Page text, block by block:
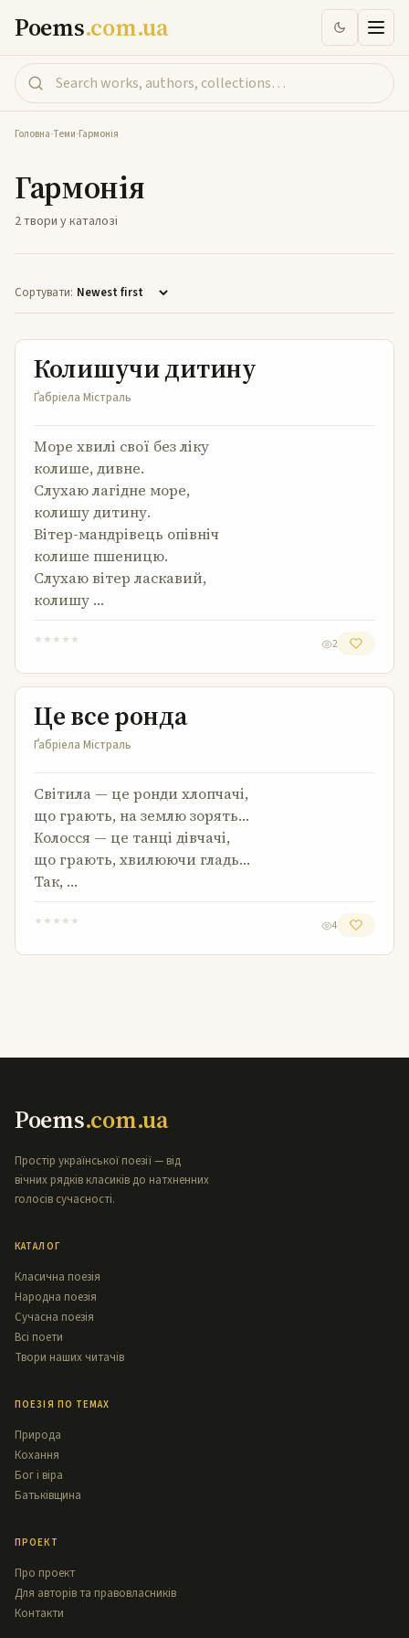
Poems.com.ua
Головна-Теми-Гармонія
Гармонія
2 твори у каталозі
Сортувати:
Колишучи дитину
Колишучи дитину
Ґабріела Містраль
Море хвилі свої без ліку
колише, дивне.
Слухаю лагідне море,
колишу дитину.
Вітер-мандрівець опівніч
колише пшеницю.
Слухаю вітер ласкавий,
колишу …
★ ★ ★ ★ ★ 2
Це все ронда
Це все ронда
Ґабріела Містраль
Світила — це ронди хлопчачі,
що грають, на землю зорять…
Колосся — це танці дівчачі,
що грають, хвилюючи гладь…
Так, …
★ ★ ★ ★ ★ 4
Poems.com.ua
Простір української поезії — від
вічних рядків класиків до натхненних
голосів сучасності.
КАТАЛОГ
Класична поезія
Народна поезія
Сучасна поезія
Всі поети
Твори наших читачів
ПОЕЗІЯ ПО ТЕМАХ
Природа
Кохання
Бог і віра
Батьківщина
ПРОЕКТ
Про проект
Для авторів та правовласників
Контакти